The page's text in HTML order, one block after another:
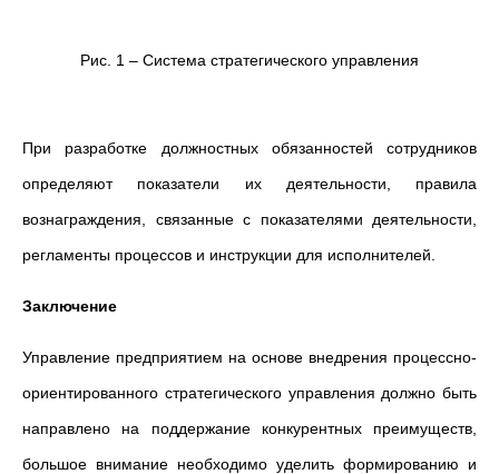
Рис. 1 – Система стратегического управления
При разработке должностных обязанностей сотрудников
определяют показатели их деятельности, правила
вознаграждения, связанные с показателями деятельности,
регламенты процессов и инструкции для исполнителей.
Заключение
Управление предприятием на основе внедрения процессно-
ориентированного стратегического управления должно быть
направлено на поддержание конкурентных преимуществ,
большое внимание необходимо уделить формированию и